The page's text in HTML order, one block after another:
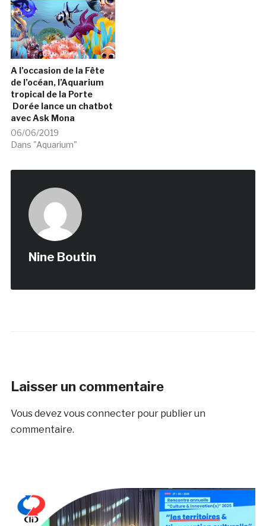
A l’occasion de la Fête
de l’océan, l’Aquarium
tropical de la Porte
Dorée lance un chatbot
avec Ask Mona
06/06/2019
Dans "Aquarium"
Nine Boutin
Laisser un commentaire
Vous devezvous connecterpour publier un
commentaire.